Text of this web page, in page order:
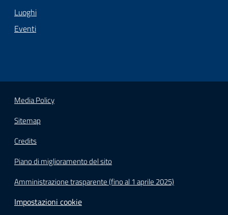
Luoghi
Eventi
Media Policy
Sitemap
Credits
Piano di miglioramento del sito
Amministrazione trasparente (fino al 1 aprile 2025)
Impostazioni cookie